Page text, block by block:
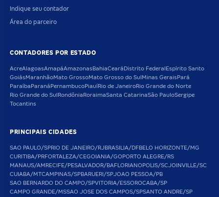
Indique seu contador
Área do parceiro
CONTADORES POR ESTADO
AcreAlagoasAmapáAmazonasBahiaCearáDistrito FederalEspírito Santo
GoiásMaranhãoMato GrossoMato Grosso do SulMinas GeraisPará
ParaíbaParanáPernambucoPiauíRio de JaneiroRio Grande do Norte
Rio Grande do SulRondôniaRoraimaSanta CatarinaSão PauloSergipe
Tocantins
PRINCIPAIS CIDADES
SAO PAULO/SPRIO DE JANEIRO/RJBRASILIA/DFBELO HORIZONTE/MG
CURITIBA/PRFORTALEZA/CEGOIANIA/GOPORTO ALEGRE/RS
MANAUS/AMRECIFE/PESALVADOR/BAFLORIANOPOLIS/SCJOINVILLE/SC
CUIABA/MTCAMPINAS/SPBARUERI/SPJOAO PESSOA/PB
SAO BERNARDO DO CAMPO/SPVITORIA/ESSOROCABA/SP
CAMPO GRANDE/MSSAO JOSE DOS CAMPOS/SPSANTO ANDRE/SP